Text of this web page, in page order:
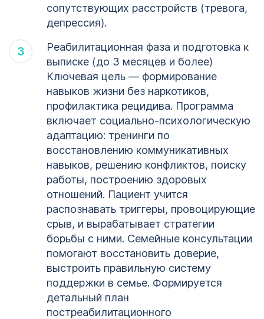
сопутствующих расстройств (тревога,
депрессия).
Реабилитационная фаза и подготовка к
выписке (до 3 месяцев и более)
Ключевая цель — формирование
навыков жизни без наркотиков,
профилактика рецидива. Программа
включает социально-психологическую
адаптацию: тренинги по
восстановлению коммуникативных
навыков, решению конфликтов, поиску
работы, построению здоровых
отношений. Пациент учится
распознавать триггеры, провоцирующие
срыв, и вырабатывает стратегии
борьбы с ними. Семейные консультации
помогают восстановить доверие,
выстроить правильную систему
поддержки в семье. Формируется
детальный план
постреабилитационного